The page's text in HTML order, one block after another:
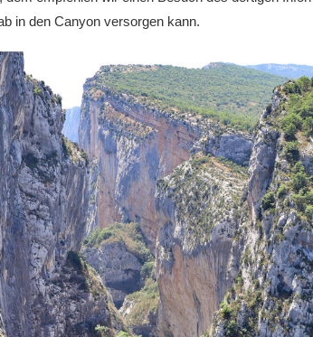
in den Canyon versorgen kann.